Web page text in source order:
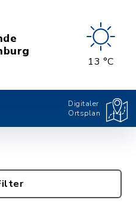
13 °C
Digitaler
Ortsplan